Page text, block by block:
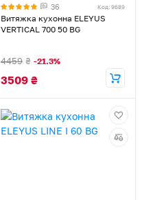
36 Код: 9689
Витяжка кухонна ELEYUS
VERTICAL 700 50 BG
4459 ₴ -21.3%
3509 ₴